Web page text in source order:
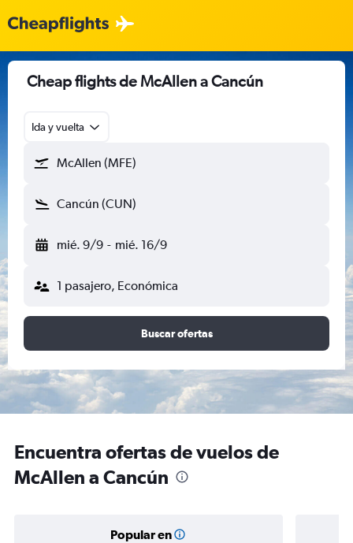
Cheap flights de McAllen a Cancún
Ida y vuelta
McAllen (MFE)
Cancún (CUN)
mié. 9/9 - mié. 16/9
1 pasajero, Económica
Buscar ofertas
Encuentra ofertas de vuelos de
McAllen a Cancún
Popular en